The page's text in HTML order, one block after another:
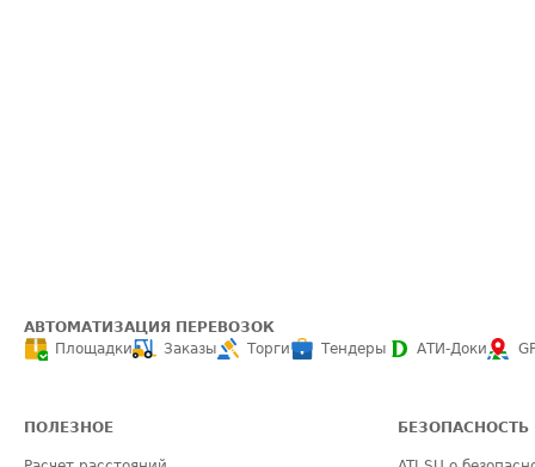
АВТОМАТИЗАЦИЯ ПЕРЕВОЗОК
Площадки
Заказы Торги Тендеры АТИ-Доки
ПОЛЕЗНОЕ БЕЗОПАСНОСТЬ